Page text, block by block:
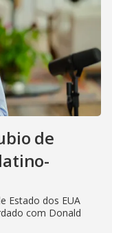
de
Estado dos EUA
com Donald